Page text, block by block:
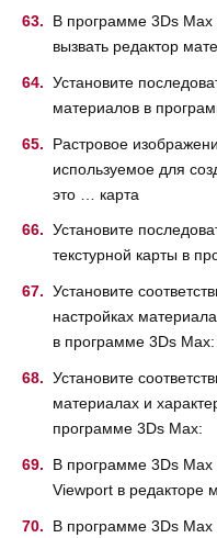
В программе 3Ds
вызвать редактор
Установите
материалов в
Растровое
используемое для
это … карта
Установите
текстурной карты в
Установите
настройках
в программе 3Ds Max:
Установите
материалах и
программе 3Ds Max:
В программе 3Ds Max
Viewport в редакторе
В программе 3Ds Max